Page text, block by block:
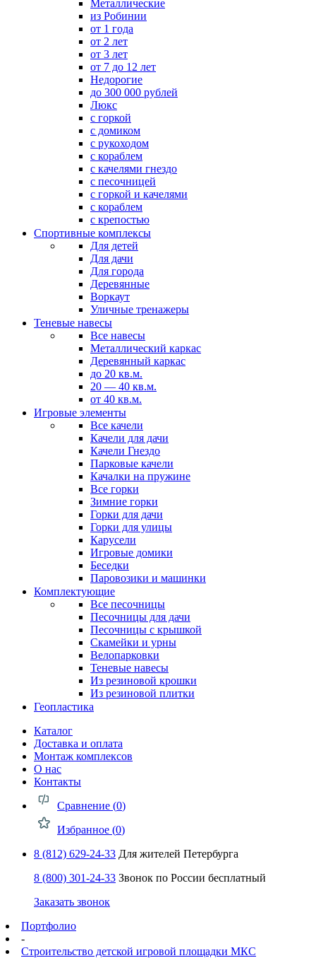
Металлические
из Робинии
от 1 года
от 2 лет
от 3 лет
от 7 до 12 лет
Недорогие
до 300 000 рублей
Люкс
с горкой
с домиком
с рукоходом
с кораблем
с качелями гнездо
с песочницей
с горкой и качелями
с кораблем
с крепостью
Спортивные комплексы
Для детей
Для дачи
Для города
Деревянные
Воркаут
Уличные тренажеры
Теневые навесы
Все навесы
Металлический каркас
Деревянный каркас
до 20 кв.м.
20 — 40 кв.м.
от 40 кв.м.
Игровые элементы
Все качели
Качели для дачи
Качели Гнездо
Парковые качели
Качалки на пружине
Все горки
Зимние горки
Горки для дачи
Горки для улицы
Карусели
Игровые домики
Беседки
Паровозики и машинки
Комплектующие
Все песочницы
Песочницы для дачи
Песочницы с крышкой
Скамейки и урны
Велопарковки
Теневые навесы
Из резиновой крошки
Из резиновой плитки
Геопластика
Каталог
Доставка и оплата
Монтаж комплексов
О нас
Контакты
Сравнение (0)
Избранное (0)
8 (812) 629-24-33 Для жителей Петербурга
8 (800) 301-24-33 Звонок по России бесплатный
Заказать звонок
Портфолио
-
Строительство детской игровой площадки МКС